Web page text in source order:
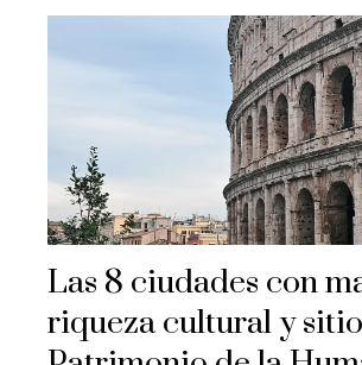
Las 8 ciudades con
riqueza cultural y